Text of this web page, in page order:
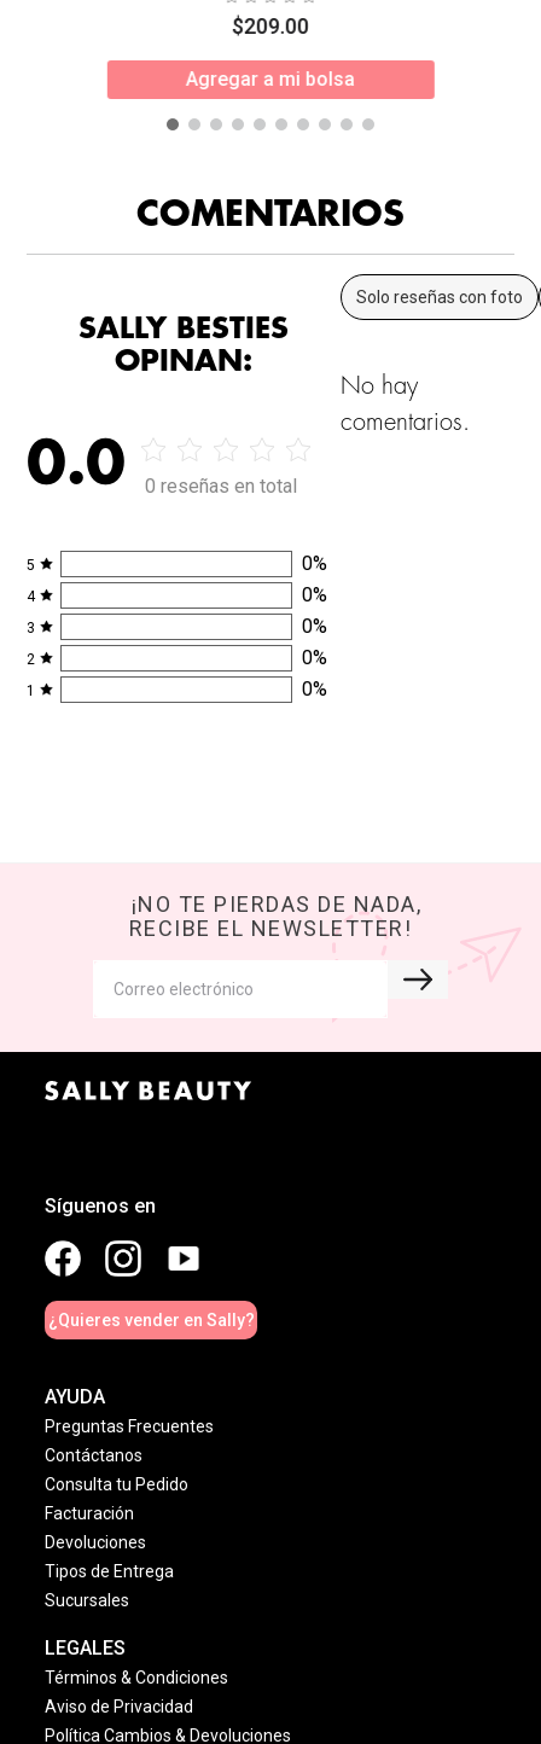
$209.00
Agregar a mi bolsa
COMENTARIOS
SALLY BESTIES
OPINAN:
0.0 0 reseñas en total
5 0%
4 0%
3 0%
2 0%
1 0%
Solo reseñas con foto
No hay
comentarios.
¡NO TE PIERDAS DE NADA,
RECIBE EL NEWSLETTER!
Síguenos en
¿Quieres vender en Sally?
AYUDA
Preguntas Frecuentes
Contáctanos
Consulta tu Pedido
Facturación
Devoluciones
Tipos de Entrega
Sucursales
LEGALES
Términos & Condiciones
Aviso de Privacidad
Política Cambios & Devoluciones